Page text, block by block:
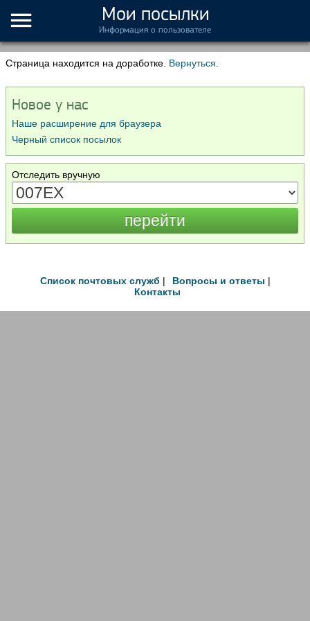
Мои посылки
Информация о пользователе
Страница находится на доработке. Вернуться
Новое у нас
Наше расширение для браузера
Черный список посылок
Отследить вручную
Список почтовых служб | Вопросы и ответы |
Контакты